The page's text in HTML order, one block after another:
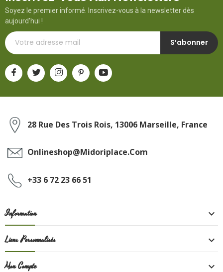
Soyez le premier informé. Inscrivez-vous à la newsletter dès
aujourd'hui !
S’abonner
28 Rue Des Trois Rois, 13006 Marseille, France
Onlineshop@midoriplace.com
+33 6 72 23 66 51
Information 
Liens Personnalisés 
Mon Compte 